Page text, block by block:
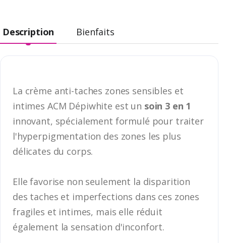
Description Bienfaits
La crème anti-taches zones sensibles et
intimes ACM Dépiwhite est un soin 3 en 1
innovant, spécialement formulé pour traiter
l'hyperpigmentation des zones les plus
délicates du corps.
Elle favorise non seulement la disparition
des taches et imperfections dans ces zones
fragiles et intimes, mais elle réduit
également la sensation d'inconfort.